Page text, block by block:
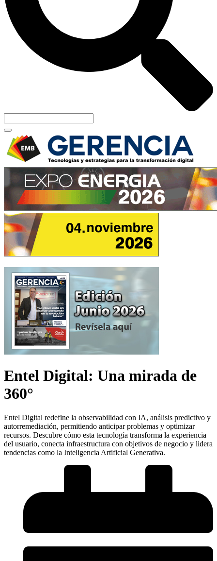
Entel Digital: Una mirada de
360°
Entel Digital redefine la observabilidad con IA, análisis predictivo y
autorremediación, permitiendo anticipar problemas y optimizar
recursos. Descubre cómo esta tecnología transforma la experiencia
del usuario, conecta infraestructura con objetivos de negocio y lidera
tendencias como la Inteligencia Artificial Generativa.